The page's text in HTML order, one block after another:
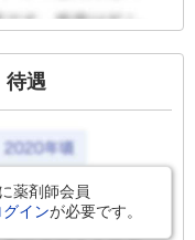
待遇
薬剤師会員
インが必要です。